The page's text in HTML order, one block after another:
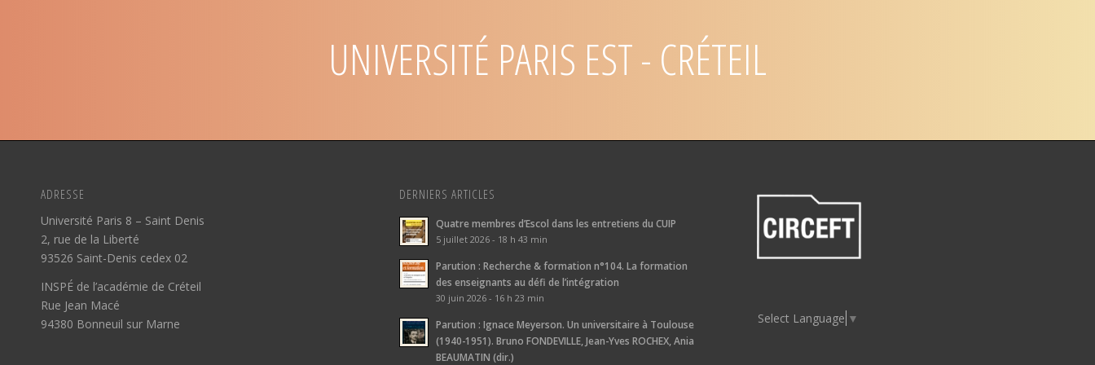
UNIVERSITÉ PARIS EST - CRÉTEIL
ADRESSE
Université Paris 8 – Saint Denis
2, rue de la Liberté
93526 Saint-Denis cedex 02
INSPÉ de l’académie de Créteil
Rue Jean Macé
94380 Bonneuil sur Marne
DERNIERS ARTICLES
Quatre membres d’Escol dans les entretiens du CUIP
5 juillet 2026 - 18 h 43 min
Parution : Recherche & formation n°104. La formation
des enseignants au défi de l’intégration
30 juin 2026 - 16 h 23 min
Parution : Ignace Meyerson. Un universitaire à Toulouse
(1940-1951). Bruno FONDEVILLE, Jean-Yves ROCHEX, Ania
BEAUMATIN (dir.)
Select Language ▼